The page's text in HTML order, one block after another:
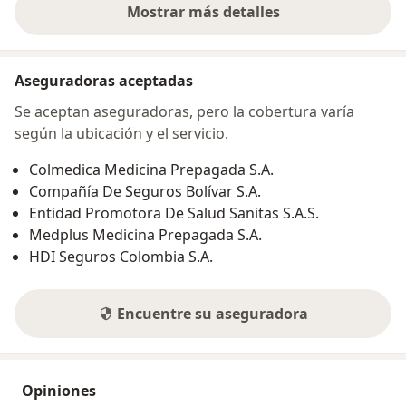
Mostrar más detalles
sobre la dirección
Aseguradoras aceptadas
Se aceptan aseguradoras, pero la cobertura varía
según la ubicación y el servicio.
Colmedica Medicina Prepagada S.A.
Compañía De Seguros Bolívar S.A.
Entidad Promotora De Salud Sanitas S.A.S.
Medplus Medicina Prepagada S.A.
HDI Seguros Colombia S.A.
Encuentre su aseguradora
Opiniones